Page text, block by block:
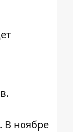
В ноябре